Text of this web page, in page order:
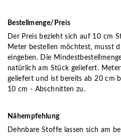
Bestellmenge/Preis
Der Preis bezieht sich auf 10 cm
Meter bestellen möchtest, musst
eingeben. Die
natürlich am Stück geliefert.
geliefert und ist bereits ab 20 cm
10 cm - Abschnitten zu.
Nähempfehlung
Dehnbare Stoffe lassen sich am